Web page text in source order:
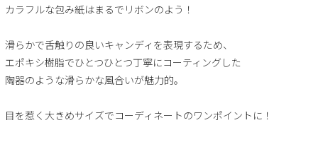
カラフルな包み紙はまるでリボンのよう！
滑らかで舌触りの良いキャンディを表現するため、
エポキシ樹脂でひとつひとつ丁寧にコーティングした
陶器のような滑らかな風合いが魅力的。
目を惹く大きめサイズでコーディネートのワンポイントに！